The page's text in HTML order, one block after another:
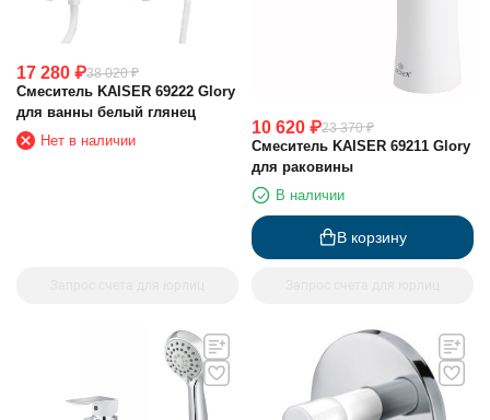
17 280 ₽38 020 ₽
Смеситель KAISER 69222 Glory
для ванны белый глянец
Нет в наличии
10 620 ₽23 370 ₽
Смеситель KAISER 69211 Glory
для раковины
В наличии
В корзину